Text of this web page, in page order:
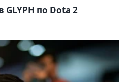
GLYPH по Dota 2